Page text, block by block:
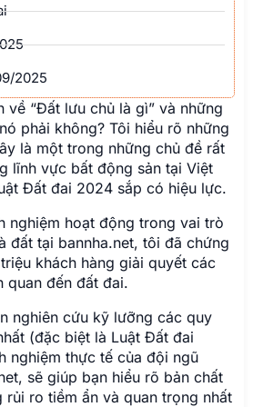
2025
về “Đất lưu chủ là gì” và những
phải không? Tôi hiểu rõ những
là một trong những chủ đề rất
lĩnh vực bất động sản tại Việt
Đất đai 2024 sắp có hiệu lực.
nghiệm hoạt động trong vai trò
đất tại bannha.net, tôi đã chứng
khách hàng giải quyết các
quan đến đất đai.
nghiên cứu kỹ lưỡng các quy
(đặc biệt là Luật Đất đai
nghiệm thực tế của đội ngũ
sẽ giúp bạn hiểu rõ bản chất
rủi ro tiềm ẩn và quan trọng nhất